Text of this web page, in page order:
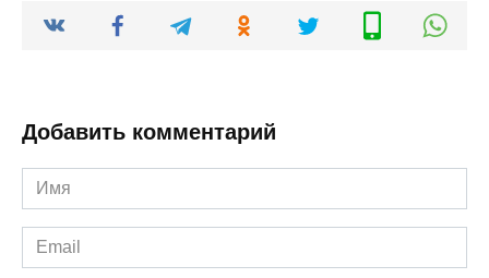
Добавить комментарий
Имя
*
Email
*